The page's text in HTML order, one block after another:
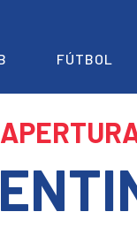
FÚTBOL